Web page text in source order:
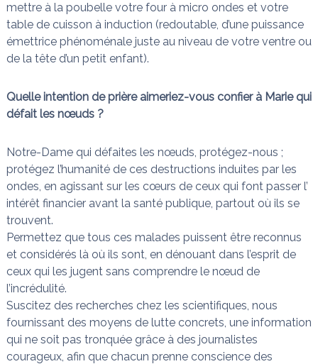
mettre à la poubelle votre four à micro ondes et votre
table de cuisson à induction (redoutable, d’une puissance
émettrice phénoménale juste au niveau de votre ventre ou
de la tête d’un petit enfant).
Quelle intention de prière aimeriez-vous confier à Marie qui
défait les nœuds ?
Notre-Dame qui défaites les nœuds, protégez-nous ;
protégez l’humanité de ces destructions induites par les
ondes, en agissant sur les cœurs de ceux qui font passer l’
intérêt financier avant la santé publique, partout où ils se
trouvent.
Permettez que tous ces malades puissent être reconnus
et considérés là où ils sont, en dénouant dans l’esprit de
ceux qui les jugent sans comprendre le nœud de
l’incrédulité.
Suscitez des recherches chez les scientifiques, nous
fournissant des moyens de lutte concrets, une information
qui ne soit pas tronquée grâce à des journalistes
courageux, afin que chacun prenne conscience des